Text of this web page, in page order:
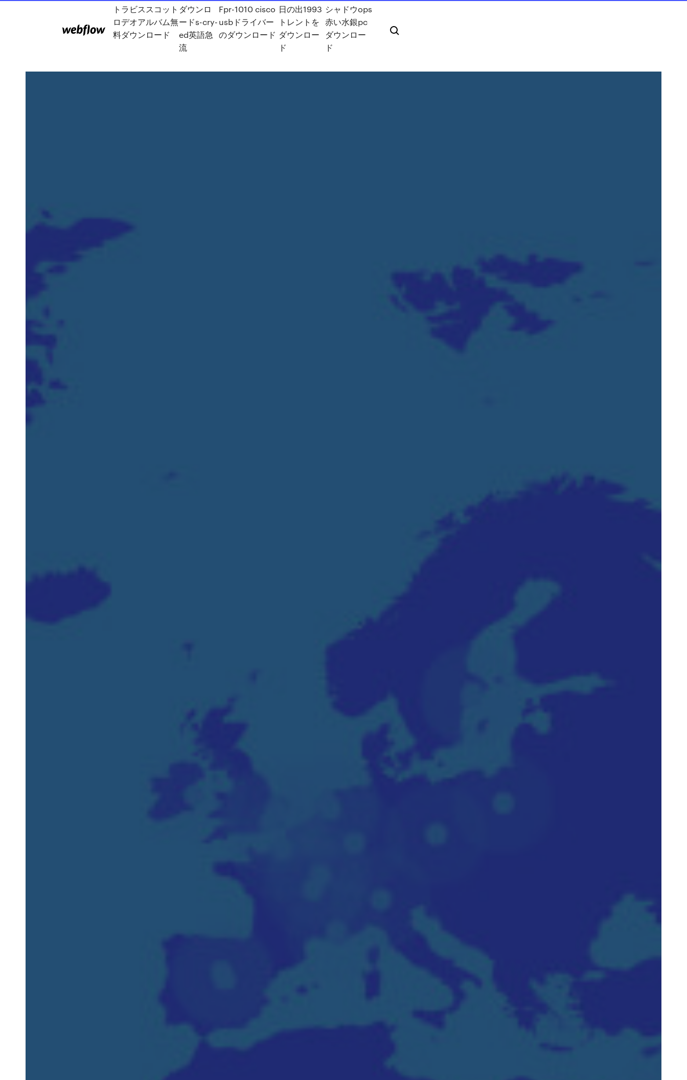
トラビススコット
ロデオアルバム無
料ダウンロード
ダウンロ
ードs-cry-
ed英語急
流
Fpr-1010 cisco
usbドライバー
のダウンロード
日の出1993
トレントを
ダウンロー
ド
シャドウops
赤い水銀pc
ダウンロー
ド